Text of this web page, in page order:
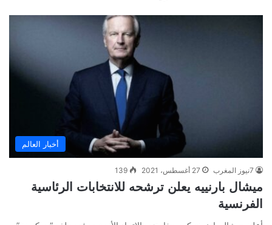
أخبار العالم
7نيوز المغرب 27 أغسطس، 2021 139
ميشال بارنييه يعلن ترشحه للانتخابات الرئاسية
الفرنسية